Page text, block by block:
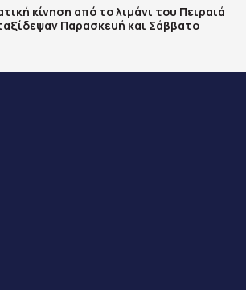
κίνηση από το λιμάνι του Πειραιά
Παρασκευή και Σάββατο